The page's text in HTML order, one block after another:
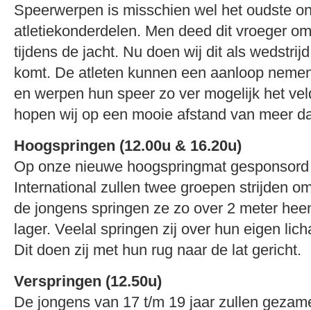
Speerwerpen is misschien wel het oudste
atletiekonderdelen. Men deed dit vroeger
tijdens de jacht. Nu doen wij dit als
komt. De atleten kunnen een aanloop
en werpen hun speer zo ver mogelijk het
hopen wij op een mooie afstand van meer
Hoogspringen (12.00u & 16.20u)
Op onze nieuwe hoogspringmat
International zullen twee groepen strijden
de jongens springen ze zo over 2 meter
lager. Veelal springen zij over hun eigen
Dit doen zij met hun rug naar de lat gericht.
Verspringen (12.50u)
De jongens van 17 t/m 19 jaar zullen